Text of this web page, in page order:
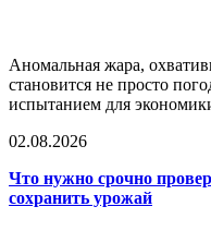
Аномальная жара,
становится не просто
испытанием для
02.08.2026
Что нужно срочно
сохранить урожай